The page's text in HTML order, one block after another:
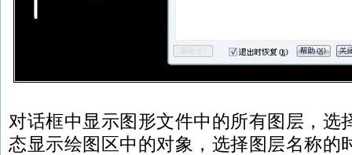
对话框中显示图形文件中的所有图层，选
态显示绘图区中的对象，选择图层名称的